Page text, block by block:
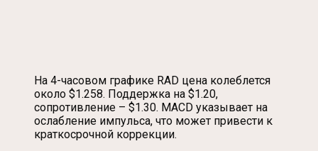
На 4-часовом графике RAD цена колеблется
около $1.258. Поддержка на $1.20,
сопротивление – $1.30. MACD указывает на
ослабление импульса, что может привести к
краткосрочной коррекции.